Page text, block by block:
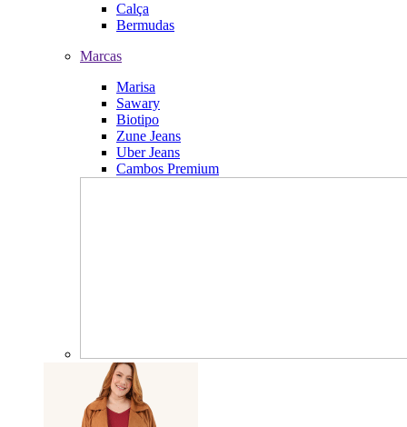
Calça
Bermudas
Marcas
Marisa
Sawary
Biotipo
Zune Jeans
Uber Jeans
Cambos Premium